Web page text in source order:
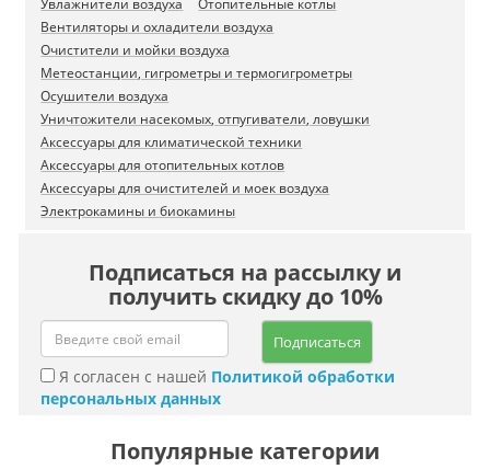
Увлажнители воздуха
Отопительные котлы
Вентиляторы и охладители воздуха
Очистители и мойки воздуха
Метеостанции, гигрометры и термогигрометры
Осушители воздуха
Уничтожители насекомых, отпугиватели, ловушки
Аксессуары для климатической техники
Аксессуары для отопительных котлов
Аксессуары для очистителей и моек воздуха
Электрокамины и биокамины
Подписаться на рассылку и
получить скидку до 10%
Подписаться
Я согласен с нашей Политикой обработки
персональных данных
Популярные категории